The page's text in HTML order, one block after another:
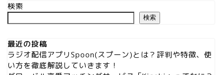
検索
検索
最近の投稿
ラジオ配信アプリSpoon(スプーン)とは？評判や特徴、使
い方を徹底解説していきます！